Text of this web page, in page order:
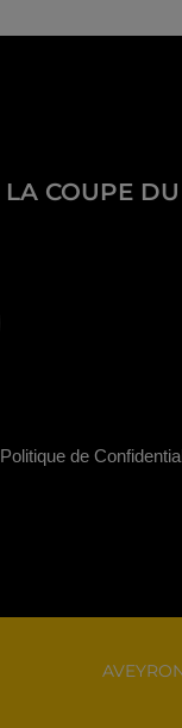
LA COUPE
Politique de